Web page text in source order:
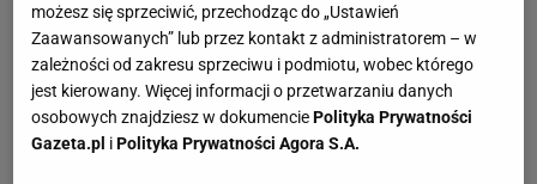
możesz się sprzeciwić, przechodząc do „Ustawień
Zaawansowanych” lub przez kontakt z administratorem – w
zależności od zakresu sprzeciwu i podmiotu, wobec którego
jest kierowany. Więcej informacji o przetwarzaniu danych
osobowych znajdziesz w dokumenciePolityka Prywatności
Gazeta.pl iPolityka Prywatności Agora S.A.